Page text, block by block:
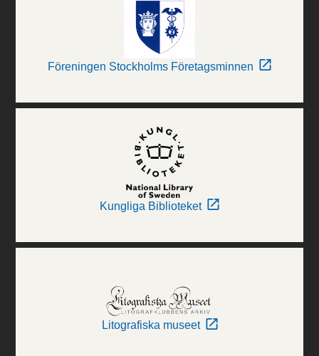
Föreningen Stockholms Företagsminnen
Kungliga Biblioteket
Litografiska museet